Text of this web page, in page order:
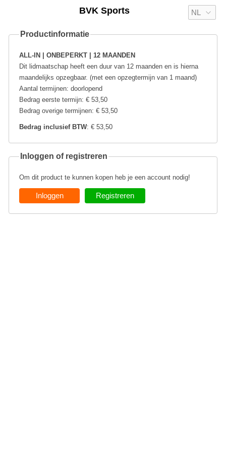
BVK Sports
Productinformatie
ALL-IN | ONBEPERKT | 12 MAANDEN
Dit lidmaatschap heeft een duur van 12 maanden en is hierna
maandelijks opzegbaar. (met een opzegtermijn van 1 maand)
Aantal termijnen: doorlopend
Bedrag eerste termijn: € 53,50
Bedrag overige termijnen: € 53,50
Bedrag inclusief BTW : € 53,50
Inloggen of registreren
Om dit product te kunnen kopen heb je een account nodig!
Inloggen Registreren